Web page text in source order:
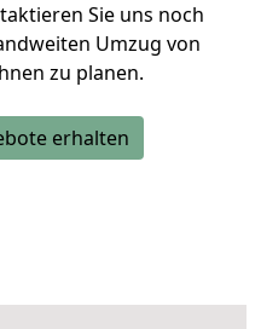
Sie uns noch
Umzug von
zu planen.
erhalten